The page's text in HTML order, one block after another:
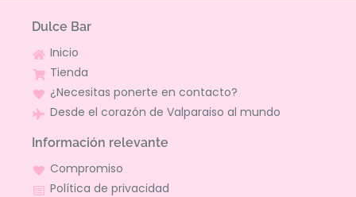
Dulce Bar
Inicio
Tienda
¿Necesitas ponerte en contacto?
Desde el corazón de Valparaiso al mundo
Información relevante
Compromiso
Política de privacidad